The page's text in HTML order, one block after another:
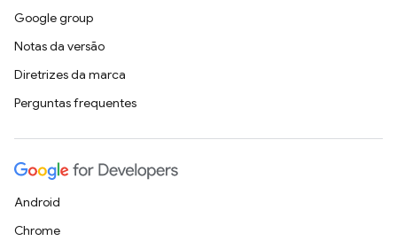
Google group
Notas da versão
Diretrizes da marca
Perguntas frequentes
Android
Chrome